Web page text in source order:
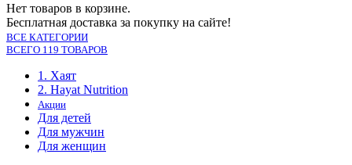
Нет товаров в корзине.
Бесплатная доставка за покупку на сайте!
ВСЕ КАТЕГОРИИ
ВСЕГО 119 ТОВАРОВ
1. Хаят
2. Hayat Nutrition
Акции
Для детей
Для мужчин
Для женщин